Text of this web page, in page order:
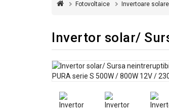
Fotovoltaice Invertoare solare
Invertor solar/